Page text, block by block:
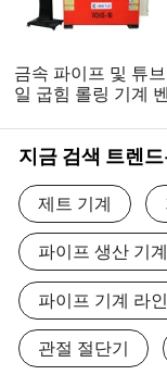
금속 파이프 및 튜
일 굽힘 롤링 기계
지금 검색 트렌
제트 기계
파이프 생산 기계
파이프 기계 라인
관절 절단기